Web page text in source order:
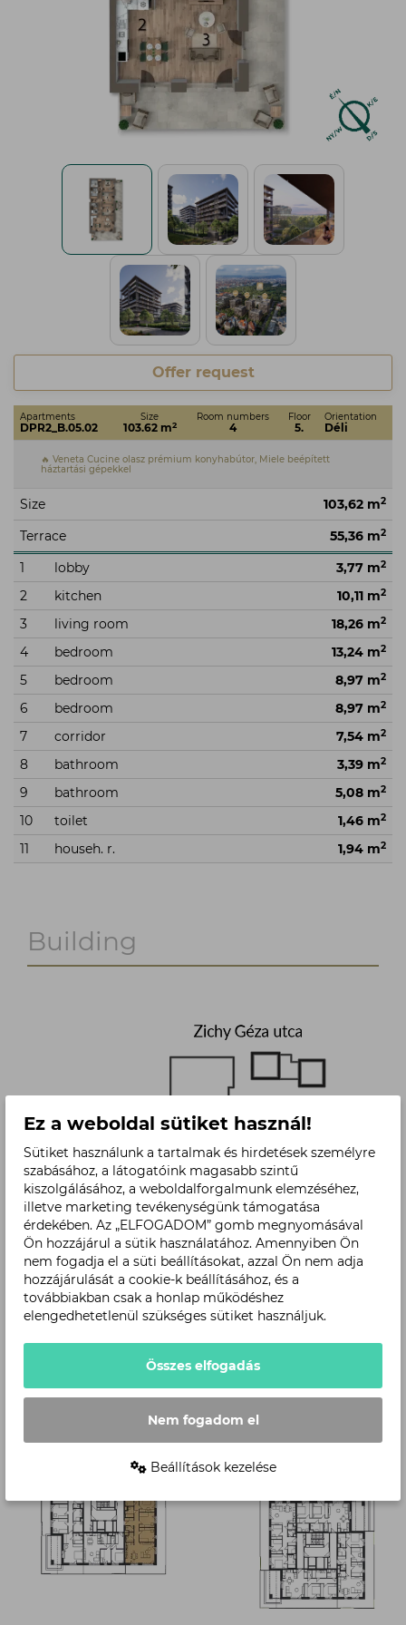
Offer request
Apartments
DPR2_B.05.02
Size
103.62 m2
Room numbers
4
Floor
5.
Orientation
Déli
🔥 Veneta Cucine olasz prémium konyhabútor, Miele beépített
háztartási gépekkel
Size 103,62 m2
Terrace 55,36 m2
1 lobby 3,77 m2
2 kitchen 10,11 m2
3 living room 18,26 m2
4 bedroom 13,24 m2
5 bedroom 8,97 m2
6 bedroom 8,97 m2
7 corridor 7,54 m2
8 bathroom 3,39 m2
9 bathroom 5,08 m2
10 toilet 1,46 m2
11 househ. r. 1,94 m2
Building
Level
Ez a weboldal sütiket használ!
Sütiket használunk a tartalmak és hirdetések személyre
szabásához, a látogatóink magasabb szintű
kiszolgálásához, a weboldalforgalmunk elemzéséhez,
illetve marketing tevékenységünk támogatása
érdekében. Az „ELFOGADOM” gomb megnyomásával
Ön hozzájárul a sütik használatához. Amennyiben Ön
nem fogadja el a süti beállításokat, azzal Ön nem adja
hozzájárulását a cookie-k beállításához, és a
továbbiakban csak a honlap működéshez
elengedhetetlenül szükséges sütiket használjuk.
Összes elfogadás
Nem fogadom el
Beállítások kezelése